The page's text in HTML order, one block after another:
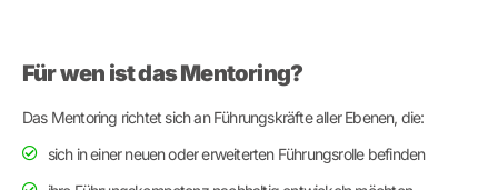
Für wen ist das Mentoring?
Das Mentoring richtet sich an Führungskräfte aller Ebenen, die:
sich in einer neuen oder erweiterten Führungsrolle befinden